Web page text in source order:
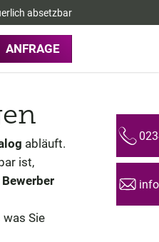
absetzbar
ANFRAGE
Telefon:
Email:
abläuft.
ist,
was Sie